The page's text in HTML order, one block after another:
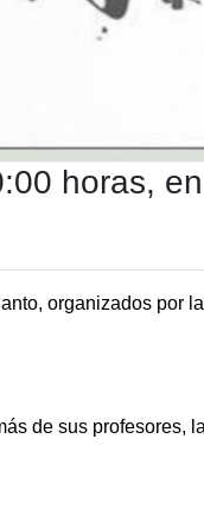
horas,
organizados por la
de sus profesores,